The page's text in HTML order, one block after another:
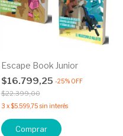
Escape Book Junior
$16.799,25 -25% OFF
$22.399,00
3 x$5.599,75 sin interés
Comprar